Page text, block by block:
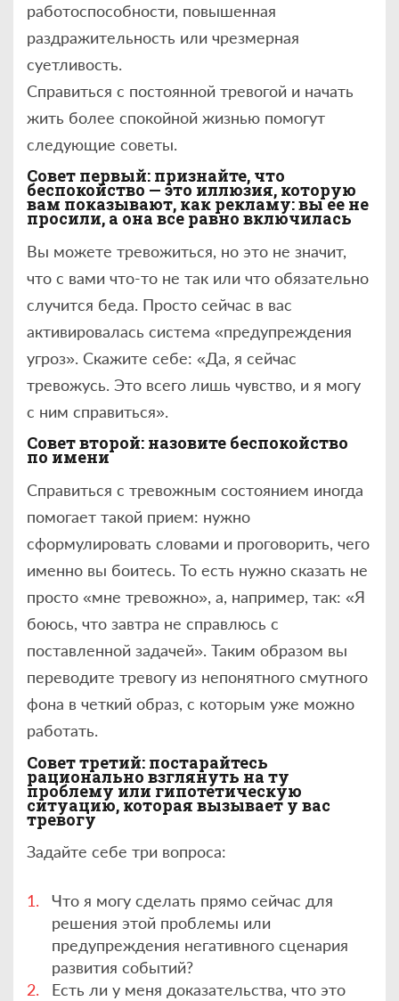
работоспособности, повышенная
раздражительность или чрезмерная
суетливость.
Справиться с постоянной тревогой и начать
жить более спокойной жизнью помогут
следующие советы.
Совет первый: признайте, что
беспокойство — это иллюзия, которую
вам показывают, как рекламу: вы ее не
просили, а она все равно включилась
Вы можете тревожиться, но это не значит,
что с вами что-то не так или что обязательно
случится беда. Просто сейчас в вас
активировалась система «предупреждения
угроз». Скажите себе: «Да, я сейчас
тревожусь. Это всего лишь чувство, и я могу
с ним справиться».
Совет второй: назовите беспокойство
по имени
Справиться с тревожным состоянием иногда
помогает такой прием: нужно
сформулировать словами и проговорить, чего
именно вы боитесь. То есть нужно сказать не
просто «мне тревожно», а, например, так: «Я
боюсь, что завтра не справлюсь с
поставленной задачей». Таким образом вы
переводите тревогу из непонятного смутного
фона в четкий образ, с которым уже можно
работать.
Совет третий: постарайтесь
рационально взглянуть на ту
проблему или гипотетическую
ситуацию, которая вызывает у вас
тревогу
Задайте себе три вопроса:
Что я могу сделать прямо сейчас для
решения этой проблемы или
предупреждения негативного сценария
развития событий?
Есть ли у меня доказательства, что это